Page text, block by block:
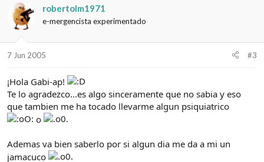
robertolm1971
e-mergencista experimentado
7 Jun 2005 #3
¡Hola Gabi-ap!
Te lo agradezco...es algo sinceramente que no sabia y eso
que tambien me ha tocado llevarme algun psiquiatrico
o
Ademas va bien saberlo por si algun dia me da a mi un
jamacuco